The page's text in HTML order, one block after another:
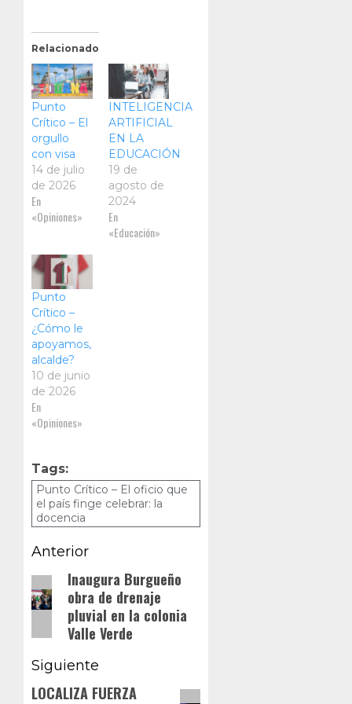
Relacionado
Punto
Crítico – El
orgullo
con visa
14 de julio
de 2026
En
«Opiniones»
INTELIGENCIA
ARTIFICIAL
EN LA
EDUCACIÓN
19 de
agosto de
2024
En
«Educación»
Punto
Crítico –
¿Cómo le
apoyamos,
alcalde?
10 de junio
de 2026
En
«Opiniones»
Tags:
Punto Crítico – El oficio que
el país finge celebrar: la
docencia
Navegación
de
entradas
Anterior
Entrada
anterior:
Inaugura Burgueño
obra de drenaje
pluvial en la colonia
Valle Verde
Siguiente
Siguiente
LOCALIZA FUERZA